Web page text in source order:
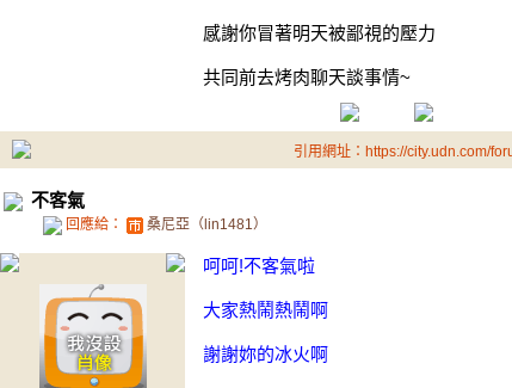
感謝你冒著明天被鄙視的壓力
共同前去烤肉聊天談事情~
引用網址：https://city.udn.com/
不客氣
回應給： 桑尼亞（lin1481）
呵呵!不客氣啦
大家熱鬧熱鬧啊
謝謝妳的冰火啊